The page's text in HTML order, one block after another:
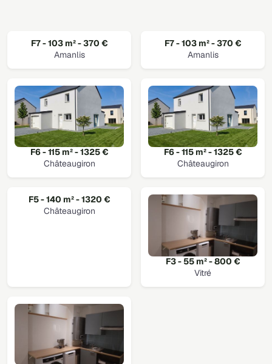
F7 - 103 m² - 370 €
Amanlis
F7 - 103 m² - 370 €
Amanlis
F6 - 115 m² - 1325 €
Châteaugiron
F6 - 115 m² - 1325 €
Châteaugiron
F5 - 140 m² - 1320 €
Châteaugiron
F3 - 55 m² - 800 €
Vitré